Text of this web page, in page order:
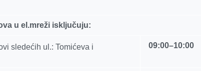
u el.mreži isključuju:
sledećih ul.: Tomićeva i
09:00–10:00